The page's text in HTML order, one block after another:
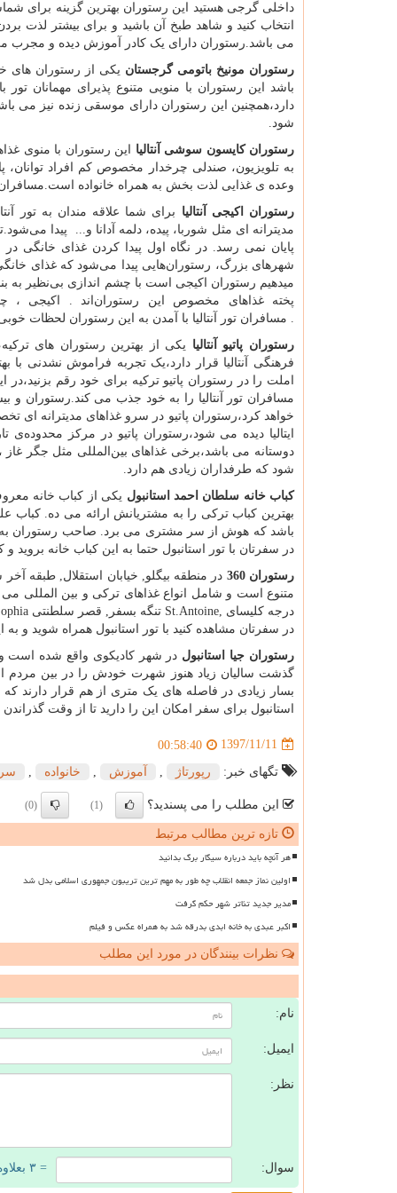
داخلی گرجی هستید این رستوران بهترین گزینه برای
انتخاب کنید و شاهد طبخ آن باشید و برای بیشتر لذت
می باشد.رستوران دارای یک کادر آموزش دیده و مجرب
رستوران مونیخ باتومی گرجستان یکی از رستوران های
باشد این رستوران با منویی متنوع پذیرای مهمانان
دارد،همچنین این رستوران دارای موسقی زنده نیز می
شود.
رستوران کایسون سوشی آنتالیا این رستوران با منوی
به تلویزیون، صندلی چرخدار مخصوص کم افراد
وعده ی غذایی لذت بخش به همراه خانواده است.مسافران
رستوران اکیجی آنتالیا برای شما علاقه مندان به تور
مدیترانه ای مثل شوربا، پیده، دلمه آدانا و... پیدا
پایان نمی رسد. در نگاه اول پیدا کردن غذای خانگی در
شهرهای بزرگ، رستوران‌هایی پیدا می‌شود که غذای
میدهیم رستوران اکیجی است با چشم‌ اندازی بی‌نظیر
پخته غذاهای مخصوص این رستوران‌اند . اکیجی ،
. مسافران تور آنتالیا با آمدن به این رستوران لحظات
رستوران پاتیو آنتالیا یکی از بهترین رستوران های
فرهنگی آنتالیا قرار دارد،یک تجربه فراموش نشدنی با
املت را در رستوران پاتیو ترکیه برای خود رقم بزنید،در
مسافران تور آنتالیا را به خود جذب می کند.رستوران
خواهد کرد،رستوران پاتیو در سرو غذاهای مدیترانه ای
ایتالیا دیده می شود،رستوران پاتیو در مرکز محدوده‌ی
دوستانه می باشد،برخی غذاهای بین‌المللی مثل جگر
شود که طرفداران زیادی هم دارد.
کباب خانه سلطان احمد استانبول یکی از کباب خانه
بهترین کباب ترکی را به مشتریانش ارائه می ده.
باشد که هوش از سر مشتری می برد. صاحب رستوران به
در سفرتان با تور استانبول حتما به این کباب خانه
رستوران 360
در منطقه بیگلو, خیابان استقلال, طبقه آخر
درجه کلیسای St.Antoine,تنگه بسفر, قصر سلطنتی
در سفرتان مشاهده کنید با تور استانبول همراه شوید و
رستوران جیا استانبول در شهر کادیکوی واقع شده است و
گذشت سالیان زیاد هنوز شهرت خودش را در بین مردم
بسار زیادی در فاصله های یک متری از هم قرار دارند
استانبول برای سفر امکان این را دارید تا از وقت
1397/11/11
00:58:40
تگهای خبر:
رپورتاژ آموزش خانواده
این مطلب را می پسندید؟ (1)
(0)
تازه ترین مطالب مرتبط
هر آنچه باید درباره سیگار برگ بدانید
اولین نماز جمعه انقلاب چه طور به مهم ترین تریبون جمهوری اسلامی بدل شد
مدیر جدید تئاتر شهر حکم گرفت
اکبر عبدی به خانه ابدی بدرقه شد به همراه عکس و فیلم
نظرات بینندگان در مورد این مطلب
نام:
ایمیل:
نظر:
سوال: = ۳ بعلاوه ۲